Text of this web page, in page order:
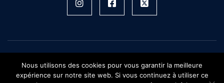
Instagram
Facebook
X
Plan du site
Mentions légales
Nous utilisons des cookies pour vous garantir la meilleure
expérience sur notre site web. Si vous continuez à utiliser ce